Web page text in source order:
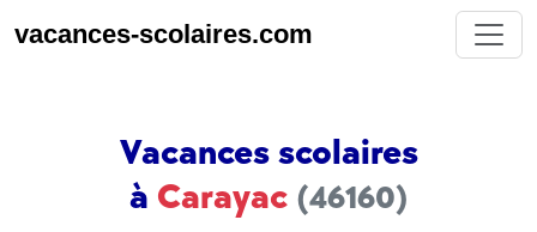
vacances-scolaires.com
Vacances scolaires
à Carayac (46160)